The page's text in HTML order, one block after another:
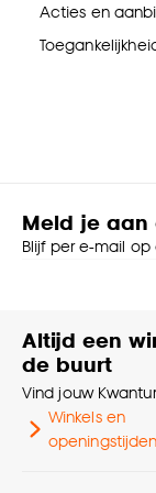
Acties en
Meld je aan
Blijf per e-mail
Altijd een
de buurt
Vind jouw
Winkels en
openingstijden